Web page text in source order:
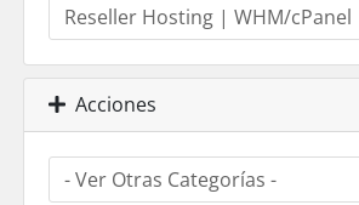
Acciones